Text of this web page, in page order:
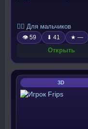
🧍‍♂️ Для мальчиков
👁 59 ⬇ 41 ★ —
Открыть
3D